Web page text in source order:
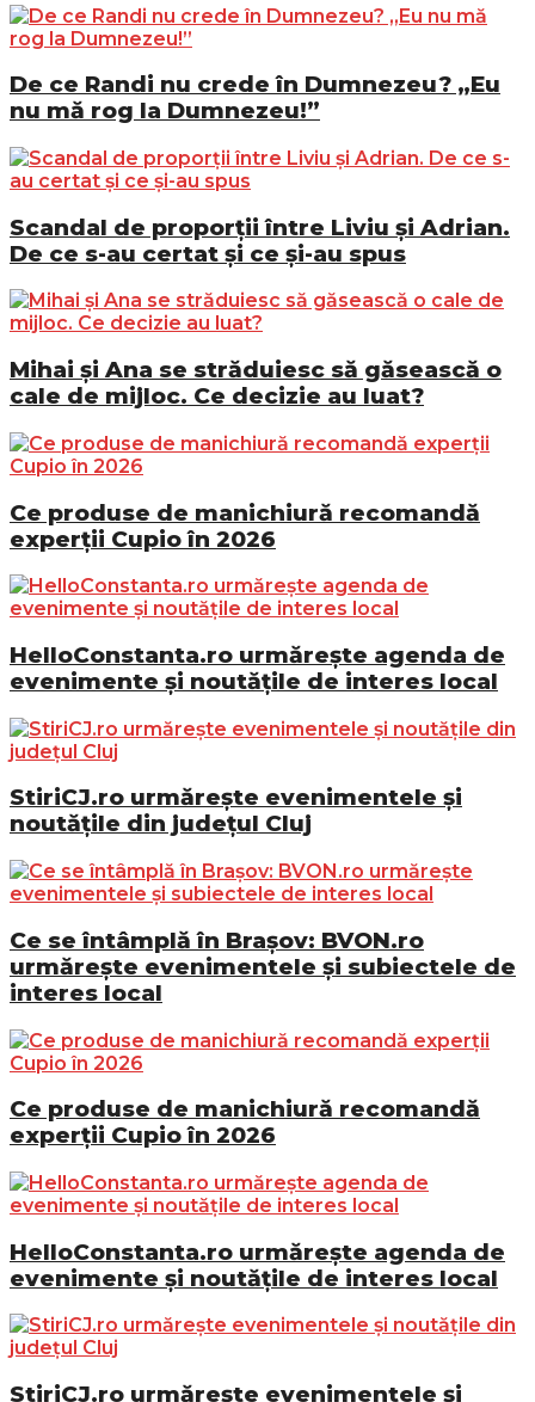
De ce Randi nu crede în Dumnezeu? „Eu
nu mă rog la Dumnezeu!”
Scandal de proporții între Liviu și Adrian.
De ce s-au certat și ce și-au spus
Mihai și Ana se străduiesc să găsească o
cale de mijloc. Ce decizie au luat?
Ce produse de manichiură recomandă
experții Cupio în 2026
HelloConstanta.ro urmărește agenda de
evenimente și noutățile de interes local
StiriCJ.ro urmărește evenimentele și
noutățile din județul Cluj
Ce se întâmplă în Brașov: BVON.ro
urmărește evenimentele și subiectele de
interes local
Ce produse de manichiură recomandă
experții Cupio în 2026
HelloConstanta.ro urmărește agenda de
evenimente și noutățile de interes local
StiriCJ.ro urmărește evenimentele și